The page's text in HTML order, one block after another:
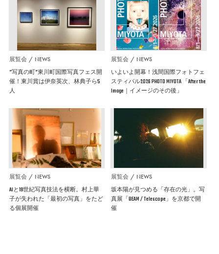
展覧会 NEWS
”写真の町”東川町国際写真フェス開
催！東川賞は伊奈英次、林典子ら5
人
展覧会 NEWS
いよいよ開幕！浅間国際フォトフェ
スティバル2026 PHOTO MIYOTA 「After the
Image｜イメージのその後」
展覧会 NEWS
AIと19世紀写真技法を横断。村上華
子が失われた「最初の写真」をたど
る個展開催
展覧会 NEWS
坂本陽が見つめる「存在の光」。写
真展「BEAM / Telescope」を京都で開
催